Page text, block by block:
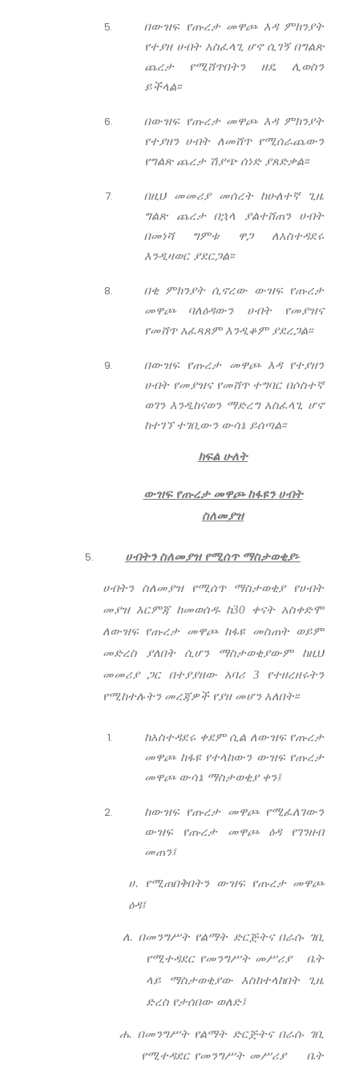
በውዝፍ የጡረታ መዋጮ እዳ ምክንያት
የተያዘ ሀብት አስፈላጊ ሆኖ ሲገኝ በግልጽ
ጨረታ የሚሸጥበትን ዘዴ ሊወስን
ይችላል፡፡
በውዝፍ የጡረታ መዋጮ እዳ ምክንያት
የተያዘን ሀብት ለመሸጥ የሚሰራጨውን
የግልጽ ጨረታ ሽያጭ ሰነድ ያጸድቃል፡፡
በዚህ መመሪያ መሰረት ከሁለተኛ ጊዜ
ግልጽ ጨረታ በኋላ ያልተሸጠን ሀብት
በመነሻ ግምቱ ዋጋ ለአስተዳደሩ
እንዲዛወር ያደርጋል፡፡
በቂ ምክንያት ሲኖረው ውዝፍ የጡረታ
መዋጮ ባለዕዳውን ሀብት የመያዝና
የመሸጥ አፈጻጸም እንዲቆም ያደረጋል፡፡
በውዝፍ የጡረታ መዋጮ እዳ የተያዘን
ሀብት የመያዝና የመሸጥ ተግባር በሶስተኛ
ወገን እንዲከናወን ማድረግ አስፈላጊ ሆኖ
ከተገኘ ተገቢውን ውሳኔ ይሰጣል፡፡
ክፍል ሁለት
ውዝፍ የጡረታ መዋጮ ከፋዩን ሀብት
ስለመያዝ
ሀብትን ስለመያዝ የሚሰጥ ማስታወቂያ፡-
ሀብትን ስለመያዝ የሚሰጥ ማስታወቂያ የሀብት
መያዝ እርምጃ ከመወሰዱ ከ30 ቀናት አስቀድሞ
ለውዝፍ የጡረታ መዋጮ ከፋዩ መስጠት ወይም
መድረስ ያለበት ሲሆን ማስታወቂያውም ከዚህ
መመሪያ ጋር በተያያዘው አባሪ 3 የተዘረዘሩትን
የሚከተሉትን መረጃዎች የያዘ መሆን አለበት፡፡
ከአስተዳደሩ ቀደም ሲል ለውዝፍ የጡረታ
መዋጮ ከፋዩ የተላከውን ውዝፍ የጡረታ
መዋጮ ውሳኔ ማስታወቂያ ቀን፤
ከውዝፍ የጡረታ መዋጮ የሚፈለገውን
ውዝፍ የጡረታ መዋጮ ዕዳ የገንዘብ
መጠን፤
ሀ. የሚጠበቅበትን ውዝፍ የጡረታ መዋጮ
ዕዳ፤
ለ. በመንግሥት የልማት ድርጅትና በራሱ ገቢ
የሚተዳደር የመንግሥት መሥሪያ ቤት
ላይ ማስታወቂያው እስከተላከበት ጊዜ
ድረስ የታሰበው ወለድ፤
ሐ. በመንግሥት የልማት ድርጅትና በራሱ ገቢ
የሚተዳደር የመንግሥት መሥሪያ ቤት